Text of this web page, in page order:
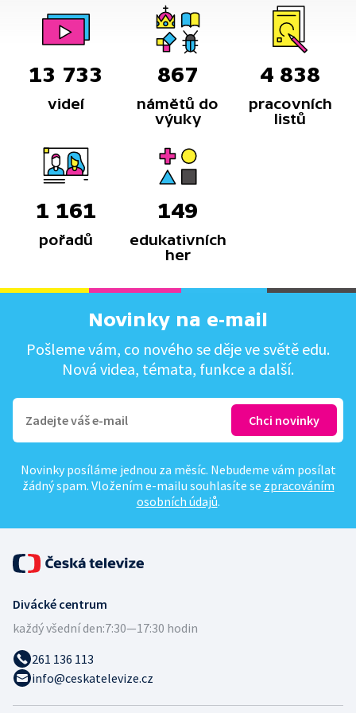
13 733
videí
867
námětů do
výuky
4 838
pracovních
listů
1 161
pořadů
149
edukativních
her
Novinky na e-mail
Pošleme vám, co nového se děje ve světě edu.
Nová videa, témata, funkce a další.
Novinky posíláme jednou za měsíc. Nebudeme vám posílat
žádný spam. Vložením e-mailu souhlasíte se zpracováním
osobních údajů.